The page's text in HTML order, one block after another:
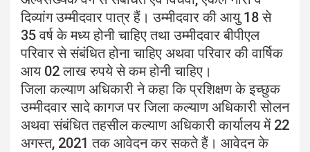
दिव्यांग उम्मीदवार पात्र हैं। उम्मीदवार की आयु 18 से
35 वर्ष के मध्य होनी चाहिए तथा उम्मीदवार बीपीएल
परिवार से संबंधित होना चाहिए अथवा परिवार की वार्षिक
आय 02 लाख रुपये से कम होनी चाहिए।
जिला कल्याण अधिकारी ने कहा कि प्रशिक्षण के इच्छुक
उम्मीदवार सादे कागज पर जिला कल्याण अधिकारी सोलन
अथवा संबंधित तहसील कल्याण अधिकारी कार्यालय में 22
अगस्त, 2021 तक आवेदन कर सकते हैं। आवेदन के